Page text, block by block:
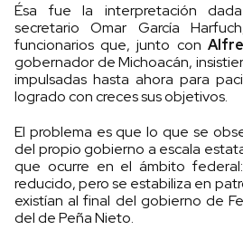
Ésa fue la interpretación
secretario Omar García
funcionarios que, junto con
gobernador de Michoacán,
impulsadas hasta ahora para
logrado con creces sus objetivos.
El problema es que lo que se
del propio gobierno a escala
que ocurre en el ámbito
reducido, pero se estabiliza en
existían al final del gobierno de
del de Peña Nieto.